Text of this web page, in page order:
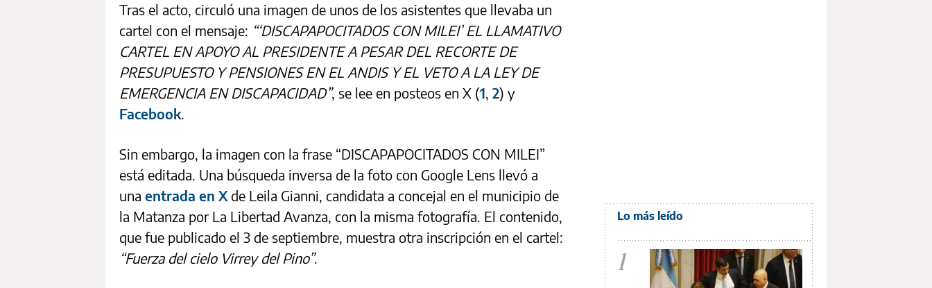
Tras el acto, circuló una imagen de unos de los asistentes que llevaba un
cartel con el mensaje: “‘DISCAPAPOCITADOS CON MILEI’ EL LLAMATIVO
CARTEL EN APOYO AL PRESIDENTE A PESAR DEL RECORTE DE
PRESUPUESTO Y PENSIONES EN EL ANDIS Y EL VETO A LA LEY DE
EMERGENCIA EN DISCAPACIDAD”, se lee en posteos en X (1, 2) y
Facebook.
Sin embargo, la imagen con la frase “DISCAPAPOCITADOS CON MILEI”
está editada. Una búsqueda inversa de la foto con Google Lens llevó a
una entrada en X de Leila Gianni, candidata a concejal en el municipio de
la Matanza por La Libertad Avanza, con la misma fotografía. El contenido,
que fue publicado el 3 de septiembre, muestra otra inscripción en el cartel:
“Fuerza del cielo Virrey del Pino”.
Lo más leído
1